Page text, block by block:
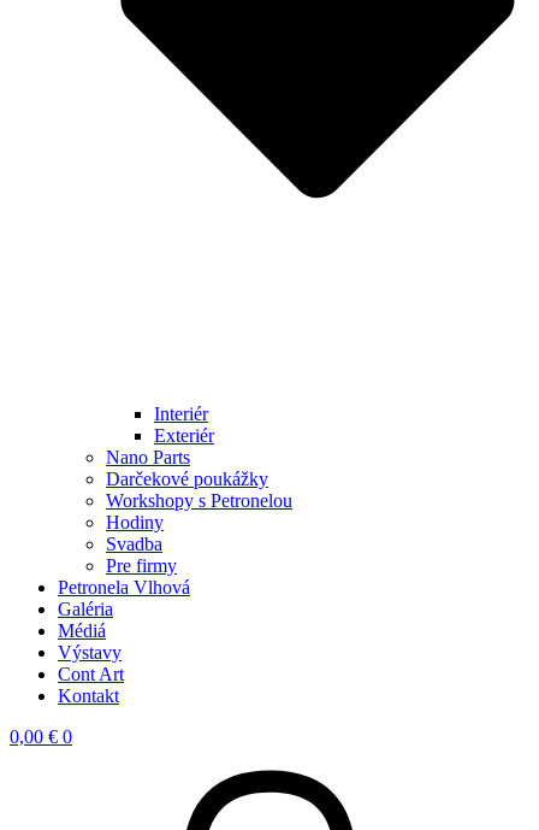
Interiér
Exteriér
Nano Parts
Darčekové poukážky
Workshopy s Petronelou
Hodiny
Svadba
Pre firmy
Petronela Vlhová
Galéria
Médiá
Výstavy
Cont Art
Kontakt
0,00 € 0